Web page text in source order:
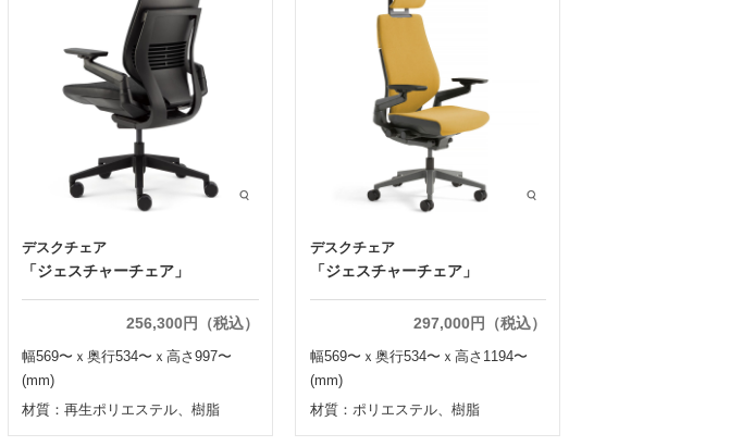
デスクチェア
「ジェスチャーチェア」
256,300円（税込）
幅569〜ｘ奥行534〜ｘ高さ997〜
(mm)
材質：再生ポリエステル、樹脂
デスクチェア
「ジェスチャーチェア」
297,000円（税込）
幅569〜ｘ奥行534〜ｘ高さ1194〜
(mm)
材質：ポリエステル、樹脂